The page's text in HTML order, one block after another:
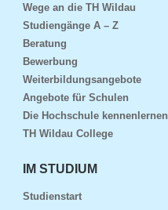
Wege an die TH Wildau
Studiengänge A – Z
Beratung
Bewerbung
Weiterbildungsangebote
Angebote für Schulen
Die Hochschule kennenlernen
TH Wildau College
IM STUDIUM
Studienstart